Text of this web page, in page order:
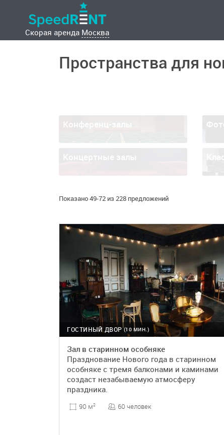
Скорая аренда Москва
Пространства для
Конференц-залы
Концертные залы
Показано 49-72 из 228 предложений
(10 МИН.)
ГОСТИНЫЙ ДВОР
Зал в старинном особняке
Празднование Нового года в старинном
особняке с тремя балконами и каминами
создаст незабываемую атмосферу
праздника.
90 м2 60 человек